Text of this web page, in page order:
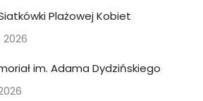
Plażowej Kobiet
im. Adama Dydzińskiego